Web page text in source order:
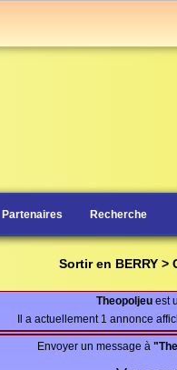
Partenaires Recherche
Sortir en BERRY
Theopoljeu est
Il a actuellement 1 annonce
Envoyer un message à